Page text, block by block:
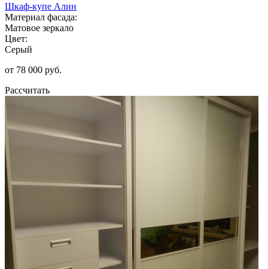
Шкаф-купе Алин
Материал фасада:
Матовое зеркало
Цвет:
Серый
от 78 000 руб.
Рассчитать